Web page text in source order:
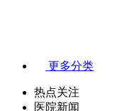
更多分类
热点关注
医院新闻